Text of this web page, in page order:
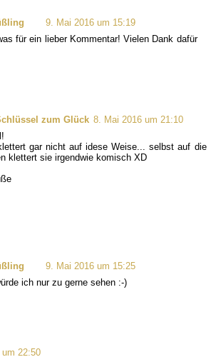
9. Mai 2016 um 15:19
für ein lieber Kommentar! Vielen Dank dafür
zum Glück 8. Mai 2016 um 21:10
gar nicht auf idese Weise... selbst auf die
klettert sie irgendwie komisch XD
9. Mai 2016 um 15:25
ich nur zu gerne sehen :-)
22:50